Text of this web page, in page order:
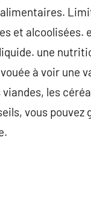
et alcoolisées.
une
à voir une
les
vous pouvez